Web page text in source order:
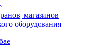
магазинов
оборудования